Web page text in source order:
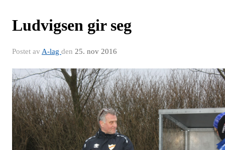
Ludvigsen gir seg
Postet av A-lag den 25. nov 2016